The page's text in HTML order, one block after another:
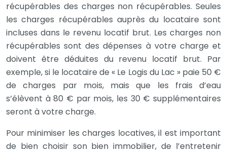
récupérables des charges non récupérables. Seules
les charges récupérables auprès du locataire sont
incluses dans le revenu locatif brut. Les charges non
récupérables sont des dépenses à votre charge et
doivent être déduites du revenu locatif brut. Par
exemple, si le locataire de « Le Logis du Lac » paie 50 €
de charges par mois, mais que les frais d’eau
s’élèvent à 80 € par mois, les 30 € supplémentaires
seront à votre charge.
Pour minimiser les charges locatives, il est important
de bien choisir son bien immobilier, de l’entretenir